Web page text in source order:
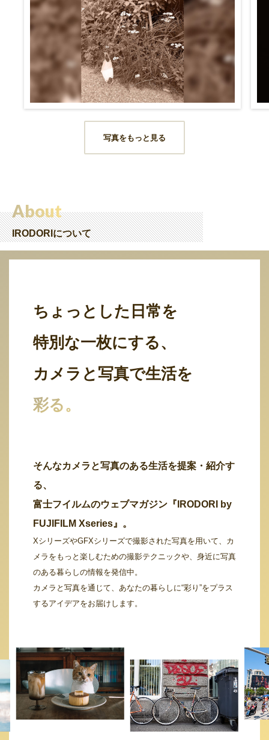
写真をもっと見る
About
IRODORIについて
ちょっとした日常を
特別な一枚にする、
カメラと写真で生活を
彩る。
そんなカメラと写真のある生活を提案・紹介す
る、
富士フイルムのウェブマガジン『IRODORI by
FUJIFILM Xseries』。
XシリーズやGFXシリーズで撮影された写真を用いて、カ
メラをもっと楽しむための撮影テクニックや、身近に写真
のある暮らしの情報を発信中。
カメラと写真を通じて、あなたの暮らしに“彩り”をプラス
するアイデアをお届けします。